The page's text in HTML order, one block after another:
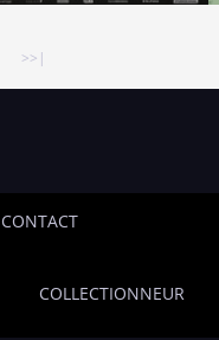
>>|
CONTACT
COLLECTIONNEUR